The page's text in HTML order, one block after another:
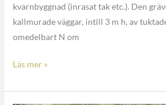
kvarnbyggnad (inrasat tak etc.). Den
kallmurade väggar, intill 3 m h, av
omedelbart N om
Läs mer »